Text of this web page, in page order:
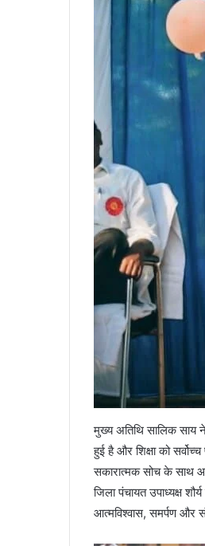
मुख्य अतिथि सालिक साय
हुई है और शिक्षा को
सकारात्मक सोच के साथ
जिला पंचायत उपाध्यक्ष
आत्मविश्वास, समर्पण और